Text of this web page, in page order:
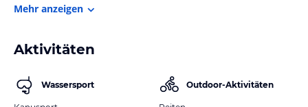
Mehr anzeigen
Aktivitäten
Wassersport Outdoor-Aktivitäten